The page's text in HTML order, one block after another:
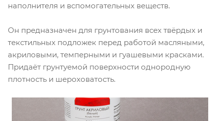
наполнителя и вспомогательных веществ.
Он предназначен для грунтования всех твёрдых и
текстильных подложек перед работой масляными,
акриловыми, темперными и гуашевыми красками.
Придаёт грунтуемой поверхности однородную
плотность и шероховатость.